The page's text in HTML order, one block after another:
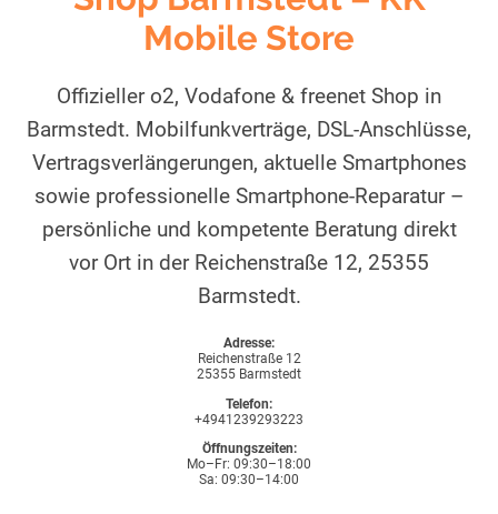
Mobile Store
Offizieller o2, Vodafone & freenet Shop in
Barmstedt. Mobilfunkverträge, DSL-Anschlüsse,
Vertragsverlängerungen, aktuelle Smartphones
sowie professionelle Smartphone-Reparatur –
persönliche und kompetente Beratung direkt
vor Ort in der Reichenstraße 12, 25355
Barmstedt.
Adresse:
Reichenstraße 12
25355 Barmstedt
Telefon:
+4941239293223
Öffnungszeiten:
Mo–Fr: 09:30–18:00
Sa: 09:30–14:00